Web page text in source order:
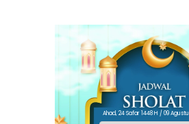
Ahad, 24 Safar 1448 H / 09